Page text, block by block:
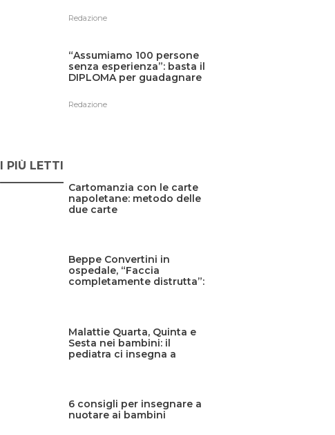
terrazza e all’aperto: il
divieto è totale
Redazione
“Assumiamo 100 persone
senza esperienza”: basta il
DIPLOMA per guadagnare
ricerca aperta in tutta Italia
Redazione
I PIÙ LETTI
Cartomanzia con le carte
napoletane: metodo delle
due carte
Beppe Convertini in
ospedale, “Faccia
completamente distrutta”:
Malattie Quarta, Quinta e
Sesta nei bambini: il
pediatra ci insegna a
6 consigli per insegnare a
nuotare ai bambini